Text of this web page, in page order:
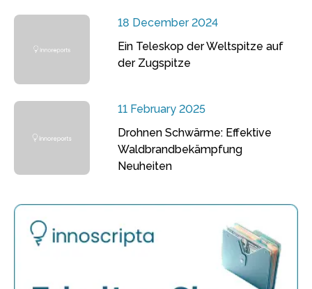
18 December 2024
Ein Teleskop der Weltspitze auf
der Zugspitze
11 February 2025
Drohnen Schwärme: Effektive
Waldbrandbekämpfung
Neuheiten